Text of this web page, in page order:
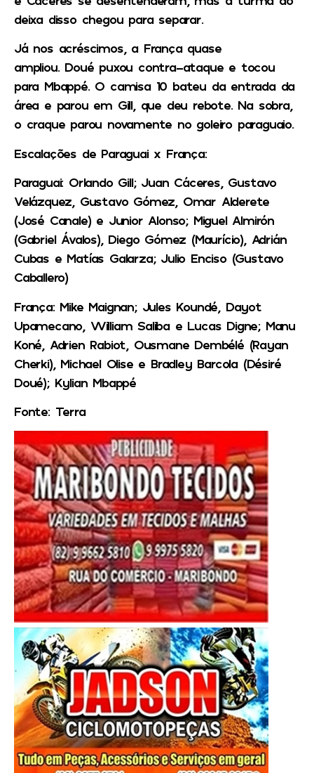
deixa disso chegou para separar.
Já nos acréscimos, a França quase
ampliou. Doué puxou contra-ataque e tocou
para Mbappé. O camisa 10 bateu da entrada da
área e parou em Gill, que deu rebote. Na sobra,
o craque parou novamente no goleiro paraguaio.
Escalações de Paraguai x França:
Paraguai: Orlando Gill; Juan Cáceres, Gustavo
Velázquez, Gustavo Gómez, Omar Alderete
(José Canale) e Junior Alonso; Miguel Almirón
(Gabriel Ávalos), Diego Gómez (Maurício), Adrián
Cubas e Matías Galarza; Julio Enciso (Gustavo
Caballero)
França: Mike Maignan; Jules Koundé, Dayot
Upamecano, William Saliba e Lucas Digne; Manu
Koné, Adrien Rabiot, Ousmane Dembélé (Rayan
Cherki), Michael Olise e Bradley Barcola (Désiré
Doué); Kylian Mbappé
Fonte: Terra